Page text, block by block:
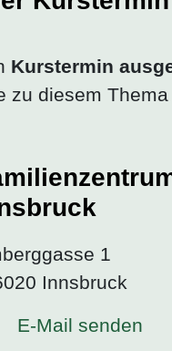
Kurstermin
zu diesem Thema
1
Innsbruck
E-Mail senden